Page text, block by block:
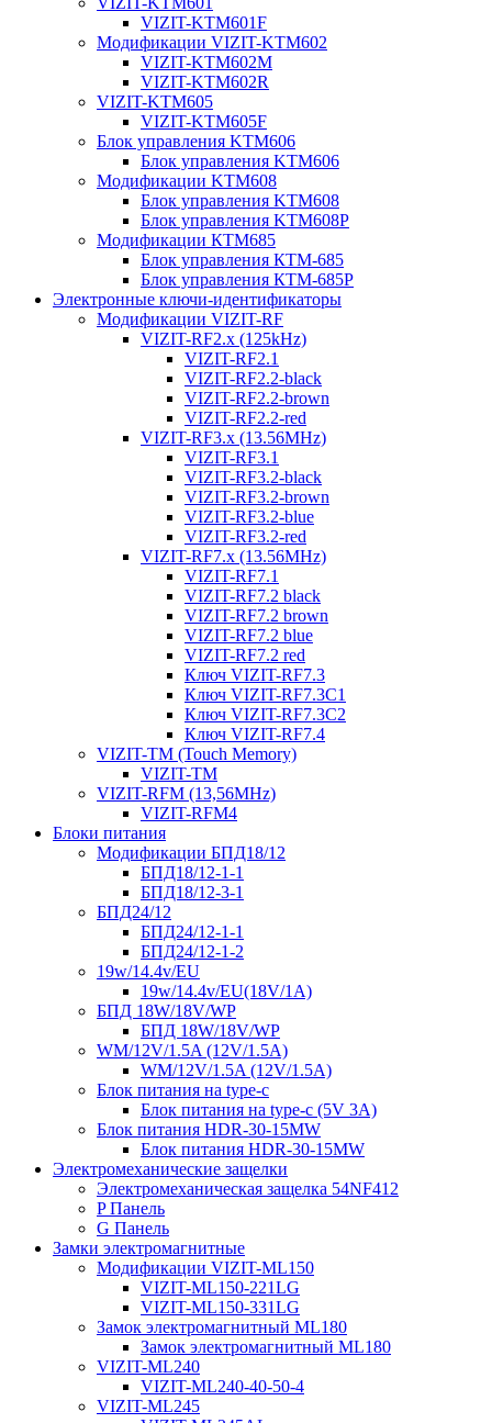
VIZIT-KTM601F
Модификации VIZIT-KTM602
VIZIT-KTM602M
VIZIT-KTM602R
VIZIT-KTM605
VIZIT-KTM605F
Блок управления KTM606
Блок управления KTM606
Модификации KTM608
Блок управления KTM608
Блок управления KTM608Р
Модификации КТМ685
Блок управления КТМ-685
Блок управления КТМ-685Р
Электронные ключи-идентификаторы
Модификации VIZIT-RF
VIZIT-RF2.x (125kHz)
VIZIT-RF2.1
VIZIT-RF2.2-black
VIZIT-RF2.2-brown
VIZIT-RF2.2-red
VIZIT-RF3.x (13.56MHz)
VIZIT-RF3.1
VIZIT-RF3.2-black
VIZIT-RF3.2-brown
VIZIT-RF3.2-blue
VIZIT-RF3.2-red
VIZIT-RF7.x (13.56MHz)
VIZIT-RF7.1
VIZIT-RF7.2 black
VIZIT-RF7.2 brown
VIZIT-RF7.2 blue
VIZIT-RF7.2 red
Ключ VIZIT-RF7.3
Ключ VIZIT-RF7.3C1
Ключ VIZIT-RF7.3C2
Ключ VIZIT-RF7.4
VIZIT-TM (Touch Memory)
VIZIT-TM
VIZIT-RFM (13,56MHz)
VIZIT-RFM4
Блоки питания
Модификации БПД18/12
БПД18/12-1-1
БПД18/12-3-1
БПД24/12
БПД24/12-1-1
БПД24/12-1-2
19w/14.4v/EU
19w/14.4v/EU(18V/1А)
БПД 18W/18V/WP
БПД 18W/18V/WP
WM/12V/1.5A (12V/1.5A)
WM/12V/1.5A (12V/1.5A)
Блок питания на type-c
Блок питания на type-c (5V 3A)
Блок питания HDR-30-15MW
Блок питания HDR-30-15MW
Электромеханические защелки
Электромеханическая защелка 54NF412
P Панель
G Панель
Замки электромагнитные
Модификации VIZIT-ML150
VIZIT-ML150-221LG
VIZIT-ML150-331LG
Замок электромагнитный ML180
Замок электромагнитный ML180
VIZIT-ML240
VIZIT-ML240-40-50-4
VIZIT-ML245